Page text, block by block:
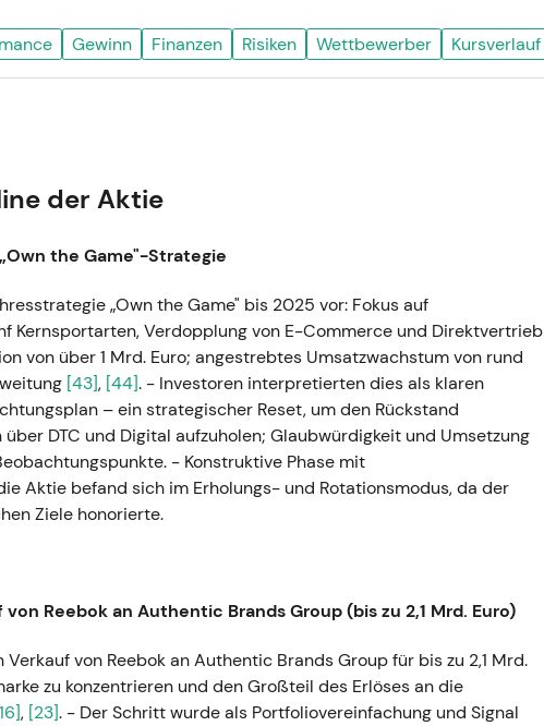
Gewinn Finanzen Risiken Wettbewerber Kursverlauf
der Aktie
the Game"-Strategie
„Own the Game" bis 2025 vor: Fokus auf
Kernsportarten, Verdopplung von E-Commerce und Direktvertrieb
von über 1 Mrd. Euro; angestrebtes Umsatzwachstum von rund
[43], [44]. - Investoren interpretierten dies als klaren
– ein strategischer Reset, um den Rückstand
DTC und Digital aufzuholen; Glaubwürdigkeit und Umsetzung
- Konstruktive Phase mit
Aktie befand sich im Erholungs- und Rotationsmodus, da der
Ziele honorierte.
Reebok an Authentic Brands Group (bis zu 2,1 Mrd. Euro)
von Reebok an Authentic Brands Group für bis zu 2,1 Mrd.
zu konzentrieren und den Großteil des Erlöses an die
, [23]. - Der Schritt wurde als Portfoliovereinfachung und Signal